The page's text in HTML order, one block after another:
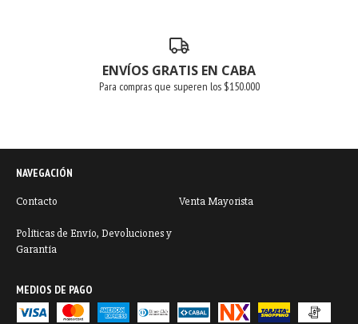
ENVÍOS GRATIS EN CABA
Para compras que superen los $150.000
NAVEGACIÓN
Contacto Venta Mayorista
Políticas de Envío, Devoluciones y
Garantía
MEDIOS DE PAGO